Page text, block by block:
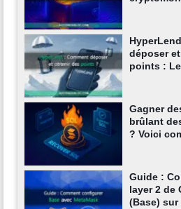
déposer
points :
Gagner
brûlant
? Voici
Guide :
layer 2 de
(Base) sur